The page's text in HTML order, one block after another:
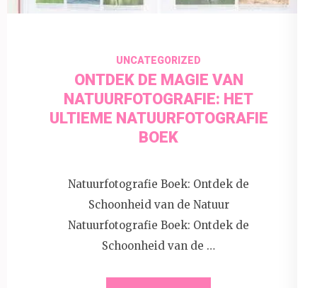
UNCATEGORIZED
ONTDEK DE MAGIE VAN
NATUURFOTOGRAFIE: HET
ULTIEME NATUURFOTOGRAFIE
BOEK
Natuurfotografie Boek: Ontdek de
Schoonheid van de Natuur
Natuurfotografie Boek: Ontdek de
Schoonheid van de …